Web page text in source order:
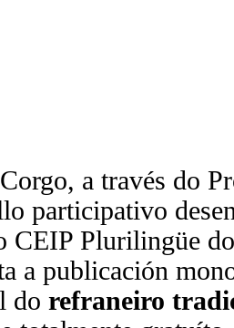
a través do
participativo
CEIP Plurilingüe
a publicación
do refraneiro